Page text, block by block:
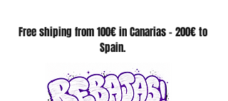
SKATE SHOP
Free shiping from 100€ in Canarias - 200€ to
Spain.